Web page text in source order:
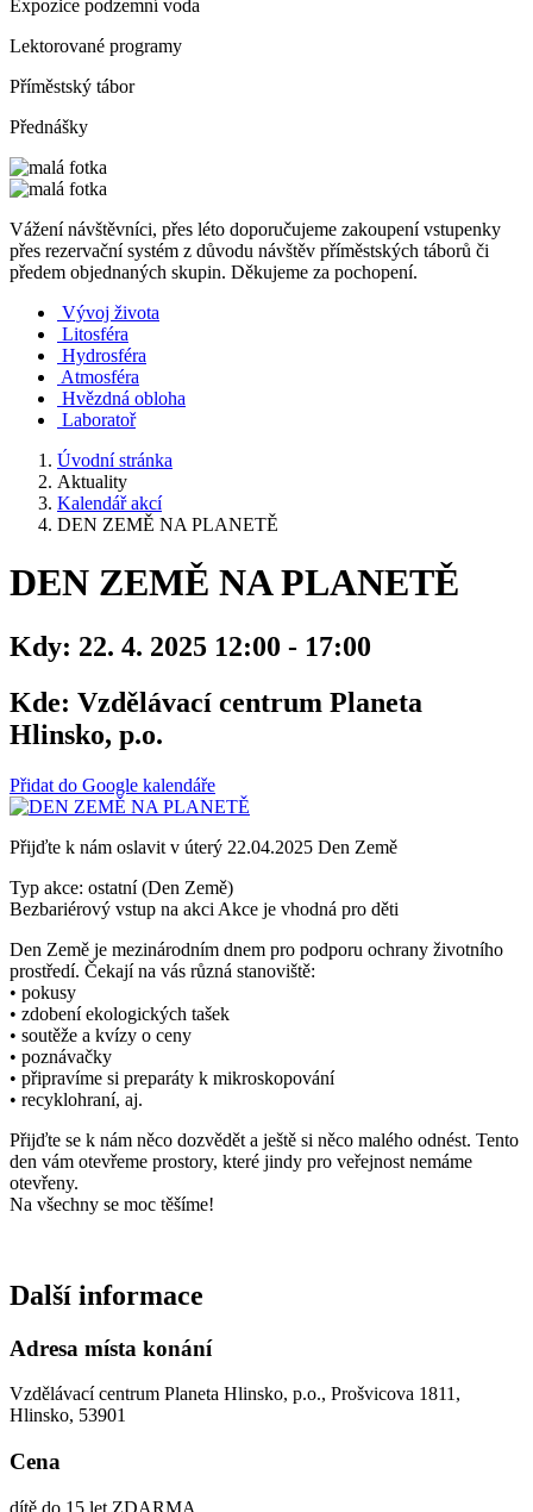
Expozice podzemní voda
Lektorované programy
Příměstský tábor
Přednášky
Vážení návštěvníci, přes léto doporučujeme zakoupení vstupenky
přes rezervační systém z důvodu návštěv příměstských táborů či
předem objednaných skupin. Děkujeme za pochopení.
Vývoj života
Litosféra
Hydrosféra
Atmosféra
Hvězdná obloha
Laboratoř
Úvodní stránka
Aktuality
Kalendář akcí
DEN ZEMĚ NA PLANETĚ
DEN ZEMĚ NA PLANETĚ
Kdy: 22. 4. 2025 12:00 - 17:00
Kde: Vzdělávací centrum Planeta
Hlinsko, p.o.
Přidat do Google kalendáře
Přijďte k nám oslavit v úterý 22.04.2025 Den Země
Typ akce: ostatní (Den Země)
Bezbariérový vstup na akci Akce je vhodná pro děti
Den Země je mezinárodním dnem pro podporu ochrany životního
prostředí. Čekají na vás různá stanoviště:
• pokusy
• zdobení ekologických tašek
• soutěže a kvízy o ceny
• poznávačky
• připravíme si preparáty k mikroskopování
• recyklohraní, aj.
Přijďte se k nám něco dozvědět a ještě si něco malého odnést. Tento
den vám otevřeme prostory, které jindy pro veřejnost nemáme
otevřeny.
Na všechny se moc těšíme!
Další informace
Adresa místa konání
Vzdělávací centrum Planeta Hlinsko, p.o., Prošvicova 1811,
Hlinsko, 53901
Cena
dítě do 15 let ZDARMA